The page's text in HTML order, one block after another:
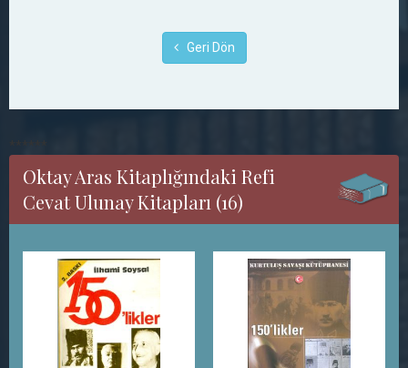
Geri Dön
Oktay Aras Kitaplığındaki Refi
Cevat Ulunay Kitapları (16)